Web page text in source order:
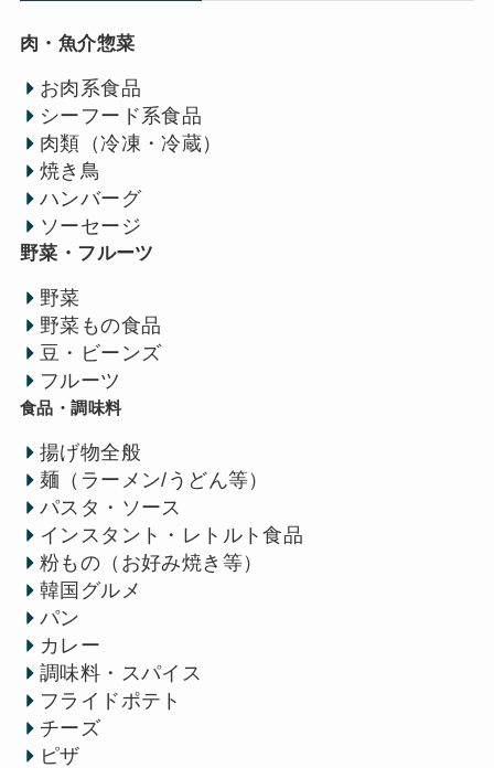
肉・魚介惣菜
お肉系食品
シーフード系食品
肉類（冷凍・冷蔵）
焼き鳥
ハンバーグ
ソーセージ
野菜・フルーツ
野菜
野菜もの食品
豆・ビーンズ
フルーツ
食品・調味料
揚げ物全般
麺（ラーメン/うどん等）
パスタ・ソース
インスタント・レトルト食品
粉もの（お好み焼き等）
韓国グルメ
パン
カレー
調味料・スパイス
フライドポテト
チーズ
ピザ